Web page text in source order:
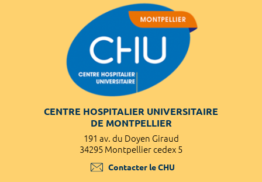
CENTRE HOSPITALIER UNIVERSITAIRE
DE MONTPELLIER
191 av. du Doyen Giraud
34295 Montpellier cedex 5
Contacter le CHU